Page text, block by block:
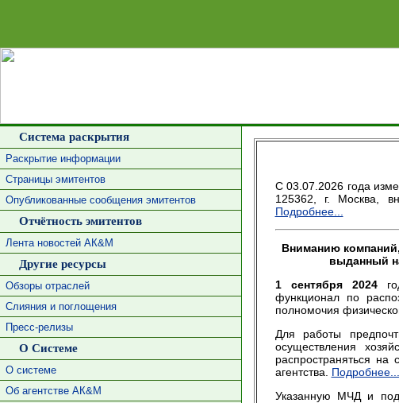
Система раскрытия
Раскрытие информации
Страницы эмитентов
Опубликованные сообщения эмитентов
Отчётность эмитентов
Лента новостей АК&М
Другие ресурсы
Обзоры отраслей
Слияния и поглощения
Пресс-релизы
О Системе
О системе
Об агентстве АК&М
С 03.07.2026 года
125362, г. Москва,
Подробнее...
Вниманию
выданный
1 сентября 2024
функционал по
полномочия
Для работы
осуществления
распространяться
агентства. Подробнее...
Указанную МЧД и